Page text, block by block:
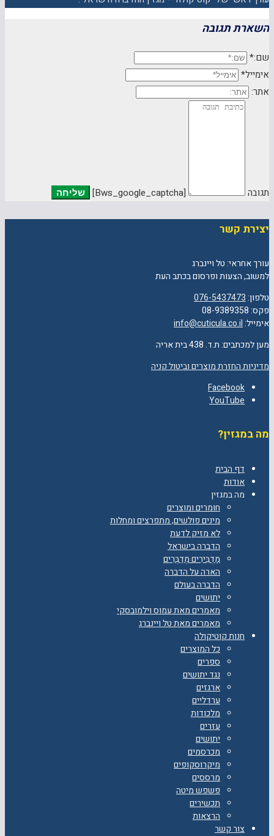
השארת תגובה
שם:*
אימייל*
אתר:
תגובה [bws_google_captcha]
יצירת קשר
עורך אחראי: טל ויינברג
למשוב, הצעות ופרסום בכתב העת
טלפון:076-5437473
פקס: 08-9389358
אימייל:info@cuticula.co.il
מען למכתבים: ת.ד. 438 בית אריה
מדיניות החזרת מוצרים וביטול קניה
Facebook
YouTube
מה במגזין?
דף הבית
אודות
מה במגזין
חומרים ומוצרים
מינים פולשים, מתפרצים ומחלות
לא מזיק לדעת
הדברה בישראל
מַדְבִּירִים מְדַבְּרִים
הארה על הדברה
הדברה בעולם
יתושים
מאמרים מאת עמוס וילמובסקי
מאמרים מאת טל ויינברג
חנות קוטיקולה
כל המוצרים
ספרים
נגד יתושים
ארגזים
ערדליים
מלכודות
עזרים
יתושים
מכרסמים
מיקרוסקופים
מרססים
פשפש מיטה
תכשירים
הרצאות
צור קשר